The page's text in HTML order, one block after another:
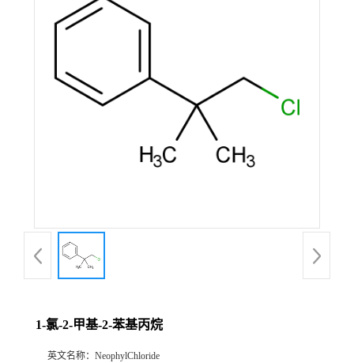
1-氯-2-甲基-2-苯基丙烷
英文名称： NeophylChloride